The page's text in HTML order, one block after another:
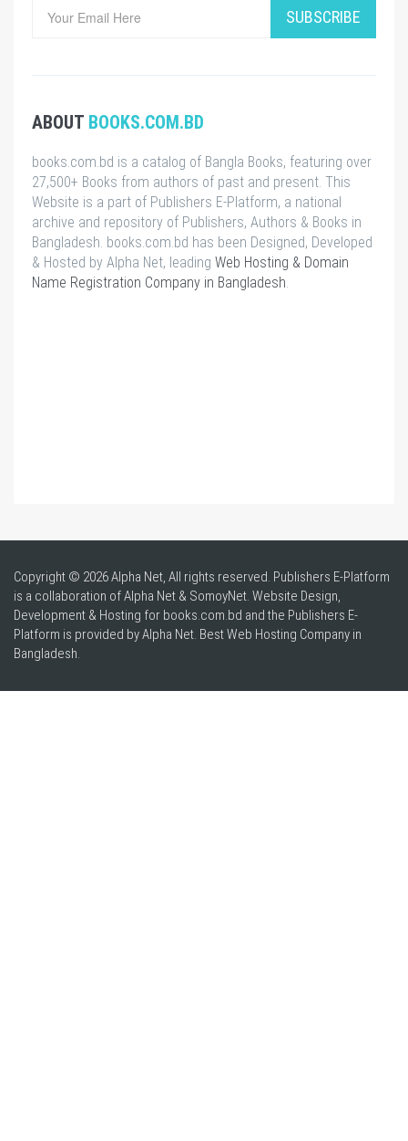
SUBSCRIBE
ABOUT BOOKS.COM.BD
books.com.bd is a catalog of Bangla Books, featuring over
27,500+ Books from authors of past and present. This
Website is a part of Publishers E-Platform, a national
archive and repository of Publishers, Authors & Books in
Bangladesh. books.com.bd has been Designed, Developed
& Hosted by Alpha Net, leading Web Hosting & Domain
Name Registration Company in Bangladesh.
Copyright © 2026 Alpha Net, All rights reserved. Publishers E-Platform
is a collaboration of Alpha Net & SomoyNet. Website Design,
Development & Hosting for books.com.bd and the Publishers E-
Platform is provided by Alpha Net. BestWeb Hosting Company in
Bangladesh.